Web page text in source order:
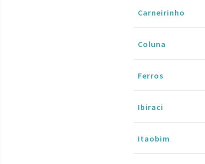
Carneirinho
Coluna
Ferros
Ibiraci
Itaobim